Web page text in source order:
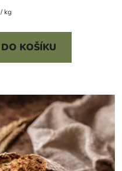
/ kg
DO KOŠÍKU